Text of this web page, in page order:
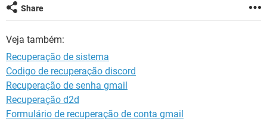
GUIA DE COMPRAS
INSTAGRAM
GUIA DE COMPRAS
Share
Veja também:
Recuperação de sistema
Codigo de recuperação discord
Recuperação de senha gmail
Recuperação d2d
Formulário de recuperação de conta gmail